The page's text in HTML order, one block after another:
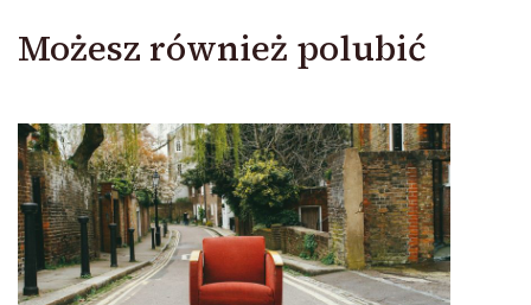
Możesz również polubić